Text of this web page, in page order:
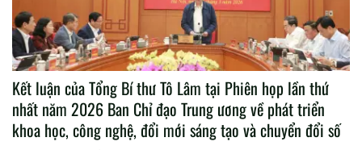
Kết luận của Tổng Bí thư Tô Lâm tại Phiên họp lần thứ
nhất năm 2026 Ban Chỉ đạo Trung ương về phát triển
khoa học, công nghệ, đổi mới sáng tạo và chuyển đổi số